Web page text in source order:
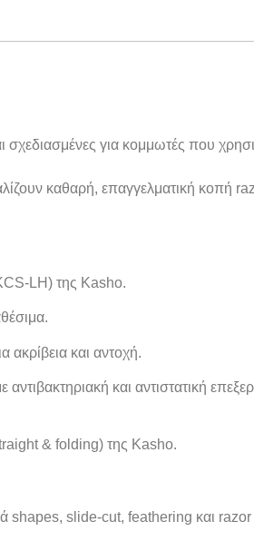
σχεδιασμένες για κομμωτές που
καθαρή, επαγγελματική κοπή
LH) της Kasho.
και αντοχή.
αντιβακτηριακή και αντιστατική
& folding) της Kasho.
shapes, slide-cut, feathering και